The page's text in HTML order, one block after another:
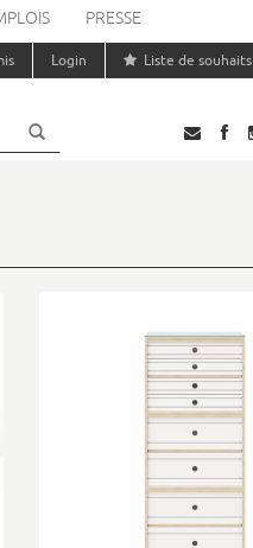
PRESSE
Login Liste de souhaits